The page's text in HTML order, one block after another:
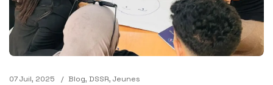
07 Juil, 2025 Blog, DSSR, Jeunes